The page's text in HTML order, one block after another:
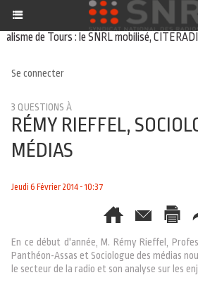
de Tours : le SNRL mobilisé, CITERADIO en
Se connecter
3 QUESTIONS À
RÉMY RIEFFEL,
MÉDIAS
Jeudi 6 Février 2014 - 10:37
En ce début d'année, M. Rémy Rieffel,
Panthéon-Assas et Sociologue des médias
le secteur de la radio et son analyse sur les